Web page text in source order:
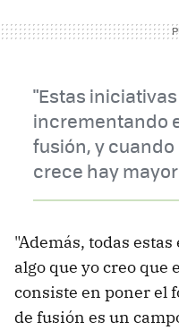
"Estas
incrementando
fusión, y
crece hay
"Además, todas
algo que yo creo que
consiste en poner el
de fusión es un